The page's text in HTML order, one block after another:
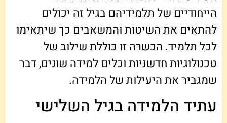
הייחודיים של תלמידיהם בגיל זה יכולים
להתאים את השיטות והמשאבים כך שיתאימו
לכל תלמיד. הכשרה זו כוללת שילוב של
טכנולוגיות חדשניות וכלים למידה שונים, דבר
שמגביר את היעילות של הלמידה.
עתיד הלמידה בגיל השלישי